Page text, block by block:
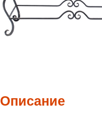
Описание